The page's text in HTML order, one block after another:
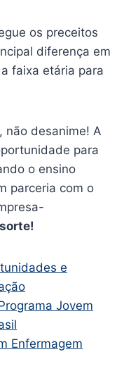
os preceitos
diferença em
faixa etária para
não desanime! A
para
o ensino
parceria com o
e
Jovem
Enfermagem